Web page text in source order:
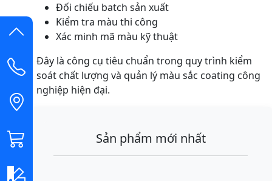
Đối chiếu batch sản xuất
Kiểm tra màu thi công
Xác minh mã màu kỹ thuật
Đây là công cụ tiêu chuẩn trong quy trình kiểm
soát chất lượng và quản lý màu sắc coating công
nghiệp hiện đại.
Sản phẩm mới nhất